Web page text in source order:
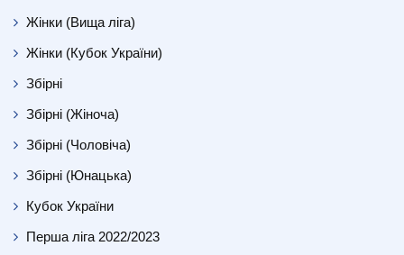
Жінки (Вища ліга)
Жінки (Кубок України)
Збірні
Збірні (Жіноча)
Збірні (Чоловіча)
Збірні (Юнацька)
Кубок України
Перша ліга 2022/2023